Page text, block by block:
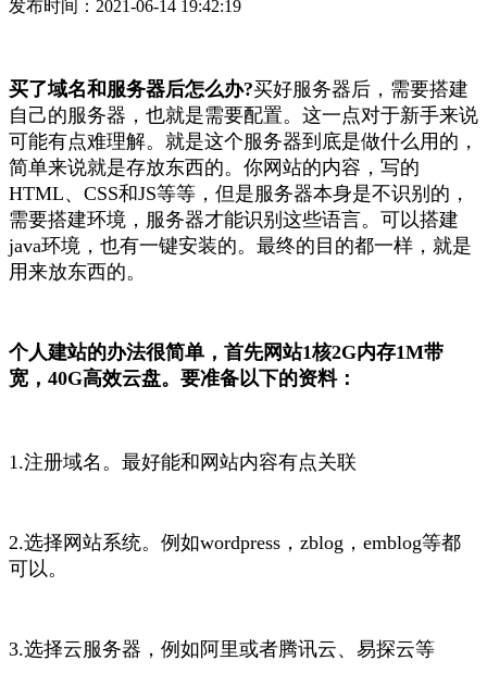
发布时间：2021-06-14 19:42:19
买了域名和服务器后怎么办?买好服务器后，需要搭建
自己的服务器，也就是需要配置。这一点对于新手来说
可能有点难理解。就是这个服务器到底是做什么用的，
简单来说就是存放东西的。你网站的内容，写的
HTML、CSS和JS等等，但是服务器本身是不识别的，
需要搭建环境，服务器才能识别这些语言。可以搭建
java环境，也有一键安装的。最终的目的都一样，就是
用来放东西的。
个人建站的办法很简单，首先网站1核2G内存1M带
宽，40G高效云盘。要准备以下的资料：
1.注册域名。最好能和网站内容有点关联
2.选择网站系统。例如wordpress，zblog，emblog等都
可以。
3.选择云服务器，例如阿里或者腾讯云、易探云等